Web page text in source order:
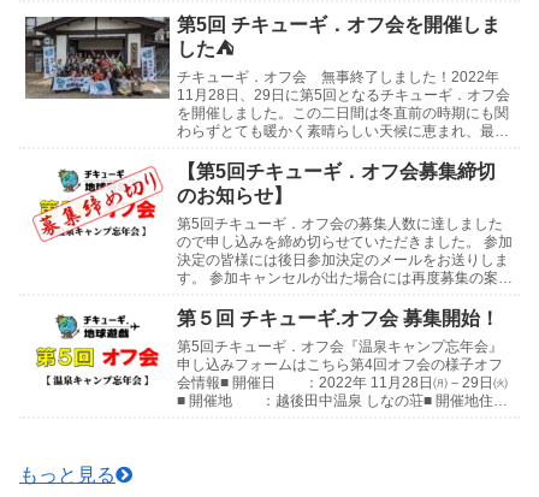
などの...
第5回 チキューギ．オフ会を開催しま
した⛺
チキューギ．オフ会 無事終了しました！2022年
11月28日、29日に第5回となるチキューギ．オフ会
を開催しました。この二日間は冬直前の時期にも関
わらずとても暖かく素晴らしい天候に恵まれ、最高
「...
【第5回チキューギ．オフ会募集締切
のお知らせ】
第5回チキューギ．オフ会の募集人数に達しました
ので申し込みを締め切らせていただきました。 参加
決定の皆様には後日参加決定のメールをお送りしま
す。 参加キャンセルが出た場合には再度募集の案内
第4回...
第５回 チキューギ.オフ会 募集開始！
第5回チキューギ．オフ会『温泉キャンプ忘年会』
申し込みフォームはこちら第4回オフ会の様子オフ
会情報■ 開催日 ：2022年 11月28日㈪－29日㈫
■ 開催地 ：越後田中温泉 しなの荘■ 開催地住
もっと見る